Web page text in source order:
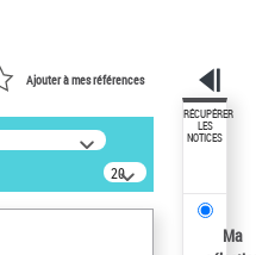
Ajouter à mes références
20
résultats/page
RÉCUPÉRER
LES
NOTICES
Ma